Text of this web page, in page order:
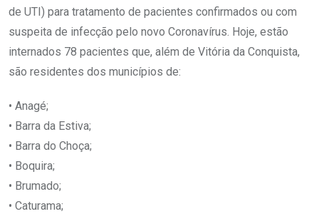
de UTI) para tratamento de pacientes confirmados ou com
suspeita de infecção pelo novo Coronavírus. Hoje, estão
internados 78 pacientes que, além de Vitória da Conquista,
são residentes dos municípios de:
• Anagé;
• Barra da Estiva;
• Barra do Choça;
• Boquira;
• Brumado;
• Caturama;